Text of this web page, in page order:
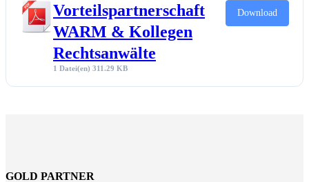
Vorteilspartnerschaft
WARM & Kollegen
Rechtsanwälte
1 Datei(en) 311.29 KB
Download
GOLD PARTNER